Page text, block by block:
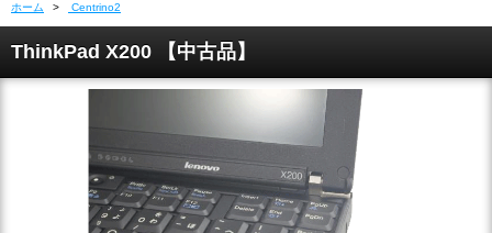
ホーム
> Centrino2
ThinkPad X200 【中古品】